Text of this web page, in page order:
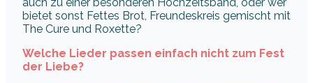
bietet sonst Fettes Brot, Freundeskreis gemischt mit
The Cure und Roxette?
Welche Lieder passen einfach nicht zum Fest
der Liebe?